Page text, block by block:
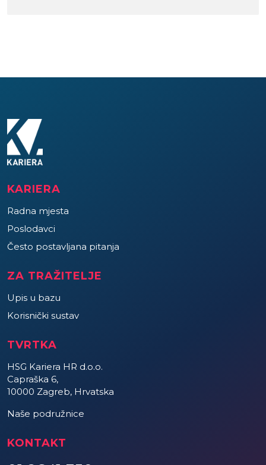
KARIERA
Radna mjesta
Poslodavci
Često postavljana pitanja
ZA TRAŽITELJE
Upis u bazu
Korisnički sustav
TVRTKA
HSG Kariera HR d.o.o.
Capraška 6,
10000 Zagreb, Hrvatska
Naše podružnice
KONTAKT